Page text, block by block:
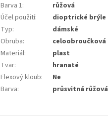
Barva 1:
růžová
Účel použití:
dioptrické brýle
Typ:
dámské
Obruba:
celoobroučková
Materiál:
plast
Tvar:
hranaté
Flexový kloub:
Ne
Barva: průsvitná růžová